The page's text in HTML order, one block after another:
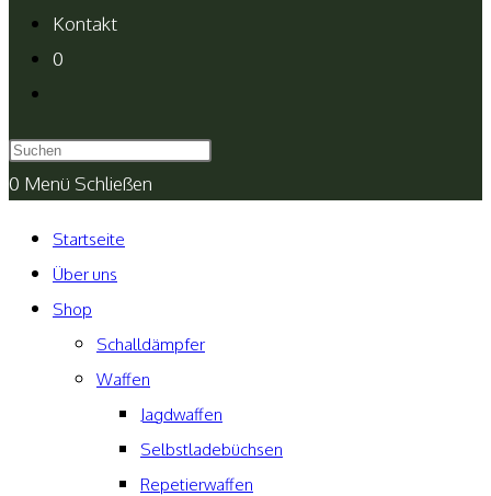
Kontakt
0
umschalten
0 Menü Schließen
Startseite
Über uns
Shop
Schalldämpfer
Waffen
Jagdwaffen
Selbstladebüchsen
Repetierwaffen